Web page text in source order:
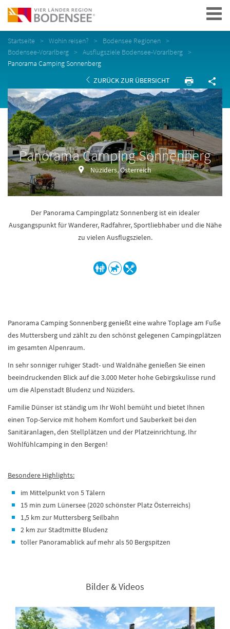
Navigation
Startseite Wohin reisen?
Bodensee Regionen
Bodensee-Vorarlberg
Ausflugsziele Bodensee-Vorarlberg
Panorama Camping Sonnenberg
ZURÜCK ZUR ÜBERSICHT
Panorama Camping Sonnenberg
Nüziders, Österreich
Der Panorama Campingplatz Sonnenberg ist ein idealer
Ausgangspunkt für Wanderer, Radfahrer, Sportliebhaber und die Nähe
zu vielen Ausflugszielen.
Panorama Camping Sonnenberg genießt eine wahre Toplage am Fuße
des Muttersberg und zählt zu den schönst gelegenen Campingplätzen
im gesamten Alpenraum.
In sehr sonniger ruhiger Stadt- und Waldnähe genießen Sie einen
beeindruckenden Blick auf die 3.000 Meter hohe Gebirgskulisse rund
um die Alpenstadt Bludenz und Nüziders.
Familie Dünser ist ständig um Ihr Wohl bemüht und bietet Ihnen
einen Top-Service mit hohem Komfort und Sauberkeit bei den
Sanitäranlagen, den Stellplätzen und der Platzeinrichtung. Ihr
Wohlfühlcamping in den Bergen!
Besondere Highlights:
im Mittelpunkt von 5 Tälern
15 min zum Lünersee (2020 schönster Platz Österreichs)
1,5 km zur Muttersberg Seilbahn
2 km zur Stadtmitte Bludenz
toller Panoramablick auf mehr als 50 Bergspitzen
Bilder & Videos